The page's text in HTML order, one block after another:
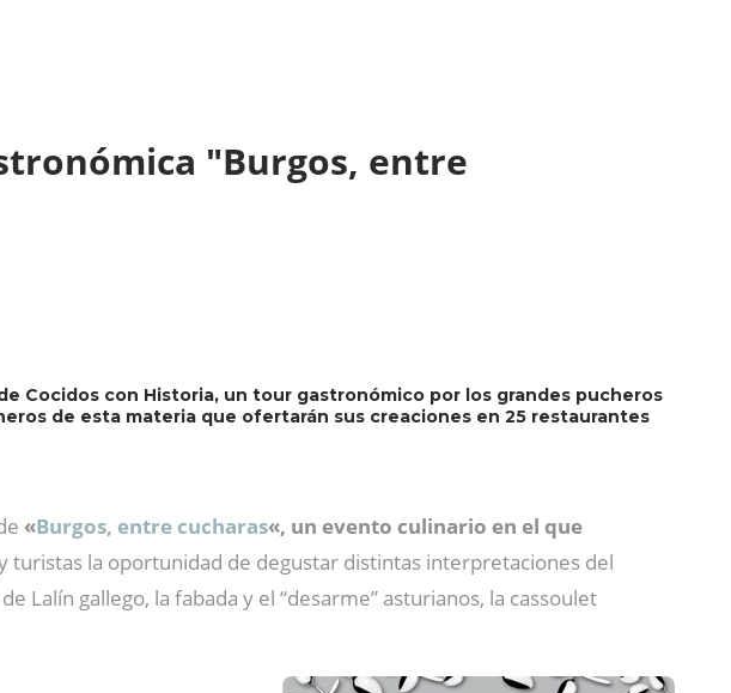
"Burgos, entre
Cocidos con Historia, un tour gastronómico por los grandes pucheros
de esta materia que ofertarán sus creaciones en 25 restaurantes
«Burgos, entre cucharas«, un evento culinario en el que
turistas la oportunidad de degustar distintas interpretaciones del
Lalín gallego, la fabada y el “desarme” asturianos, la cassoulet